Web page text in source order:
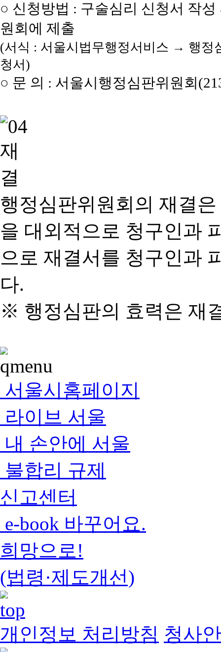
○ 신청방법 : 구술심리 신청서 작
원회에 제출
(서식 : 서울시법무행정서비스 → 행
청서)
○ 문 의 : 서울시행정심판위원회
행정심판위원회의 재결
을 대외적으로 청구인과
으로 재결서를 청구인과
다.
※ 행정심판의 효력은 재
서울시홈페이지
라이브 서울
내 손안에 서울
불합리 규제
신고센터
e-book 바꾸어요.
희망으로!
(법령·제도개선)
개인정보 처리방침 청사